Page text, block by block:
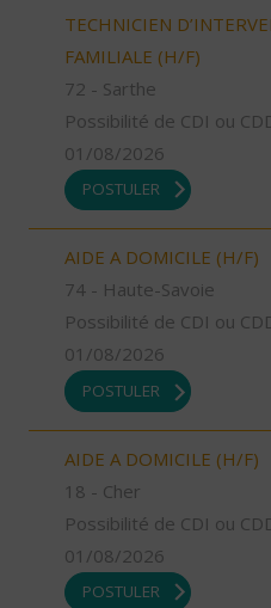
TECHNICIEN
FAMILIALE (H/F)
72 - Sarthe
Possibilité de CDI ou
01/08/2026
POSTULER
AIDE A DOMICILE (H/F)
74 - Haute-Savoie
Possibilité de CDI ou
01/08/2026
POSTULER
AIDE A DOMICILE (H/F)
18 - Cher
Possibilité de CDI ou
01/08/2026
POSTULER